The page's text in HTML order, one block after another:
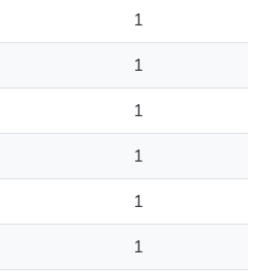
1
1
1
1
1
1